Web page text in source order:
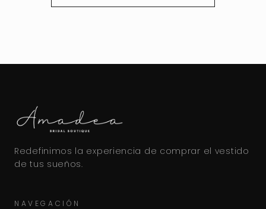
Redefinimos la experiencia de comprar el vestido
de tus sueños.
NAVEGACIÓN